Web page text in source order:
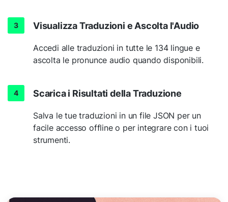
Visualizza Traduzioni e Ascolta l'Audio
Accedi alle traduzioni in tutte le 134 lingue e
ascolta le pronunce audio quando disponibili.
Scarica i Risultati della Traduzione
Salva le tue traduzioni in un file JSON per un
facile accesso offline o per integrare con i tuoi
strumenti.